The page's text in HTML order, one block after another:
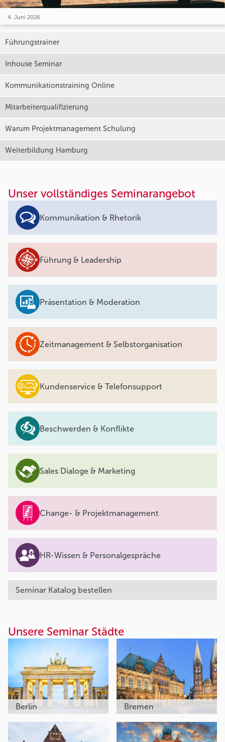
4. Juni 2026
Führungstrainer
Inhouse Seminar
Kommunikationstraining Online
Mitarbeiterqualifizierung
Warum Projektmanagement Schulung
Weiterbildung Hamburg
Unser vollständiges Seminarangebot
Kommunikation & Rhetorik
Führung & Leadership
Präsentation & Moderation
Zeitmanagement & Selbstorganisation
Kundenservice & Telefonsupport
Beschwerden & Konflikte
Sales Dialoge & Marketing
Change- & Projektmanagement
HR-Wissen & Personalgespräche
Seminar Katalog bestellen
Unsere Seminar Städte
Berlin Bremen